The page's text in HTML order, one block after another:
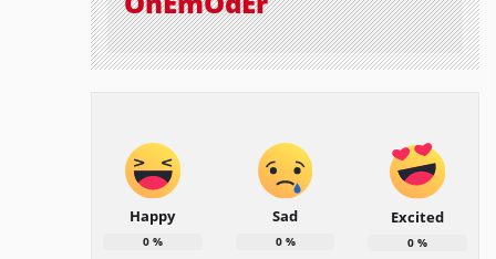
Happy
0%
Sad
0%
Excited
0 %